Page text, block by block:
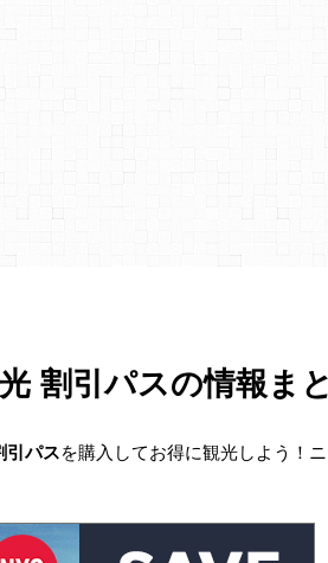
割引パスの情報ま
引パスを購入してお得に観光しよう！